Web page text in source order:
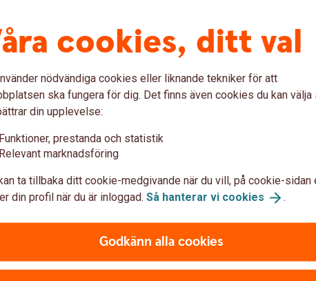
nyanställning
I vissa fall räcker det med ett intyg
fall krävs det en fullständig
tecknar försäkring med likartade förmåner,
den försäkrade är fullt arbetsför.
en individuell hälsoprövning innan vi kan
cookies, ditt val
nödvändiga cookies eller liknande tekniker för att
ska fungera för dig. Det finns även cookies du kan välja
din upplevelse:
Funktioner, prestanda och statistik
Relevant marknadsföring
ta tillbaka ditt cookie-medgivande när du vill, på cookie-sidan
din profil när du är inloggad. Så hanterar vi cookies .
Godkänn alla cookies